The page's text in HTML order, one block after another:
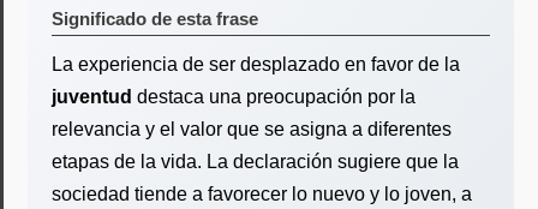
Significado de esta frase
La experiencia de ser desplazado en favor de la
juventud destaca una preocupación por la
relevancia y el valor que se asigna a diferentes
etapas de la vida. La declaración sugiere que la
sociedad tiende a favorecer lo nuevo y lo joven, a